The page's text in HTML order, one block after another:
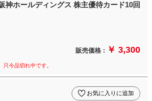
神ホールディングス 株主優待カード10回
販売価格 : ￥ 3,300
今品切れ中です。
お気に入りに追加